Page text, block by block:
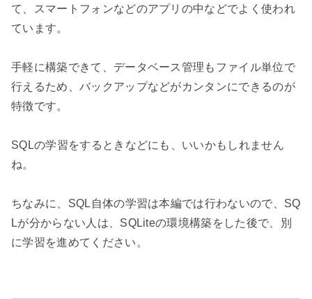
て、スマートフォンなどのアプリの中などでよく使われ
ています。
手軽に構築できて、データベース管理もファイル単位で
行えるため、バックアップなどがカンタンにできるのが
特徴です。
SQLの学習をするときなどにも、いいかもしれません
ね。
ちなみに、SQL自体の学習は本編では行わないので、SQ
Lが分からない人は、SQLiteの環境構築をした後で、別
に学習を進めてください。